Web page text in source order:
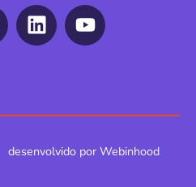
desenvolvido por Webinhood